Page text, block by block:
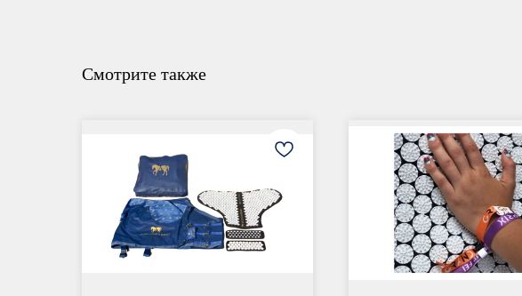
Смотрите также